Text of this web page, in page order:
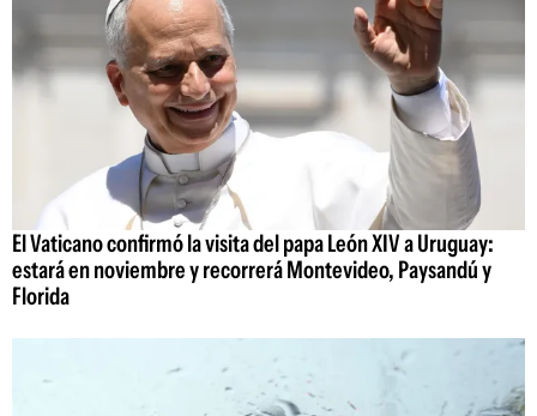
El Vaticano confirmó la visita del papa León XIV a Uruguay:
estará en noviembre y recorrerá Montevideo, Paysandú y
Florida